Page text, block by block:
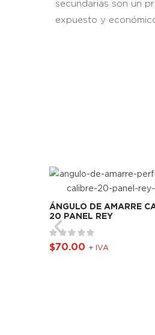
secundarias son un
expuesto y
ÁNGULO DE AMARRE
20 PANEL REY
$70.00 + IVA